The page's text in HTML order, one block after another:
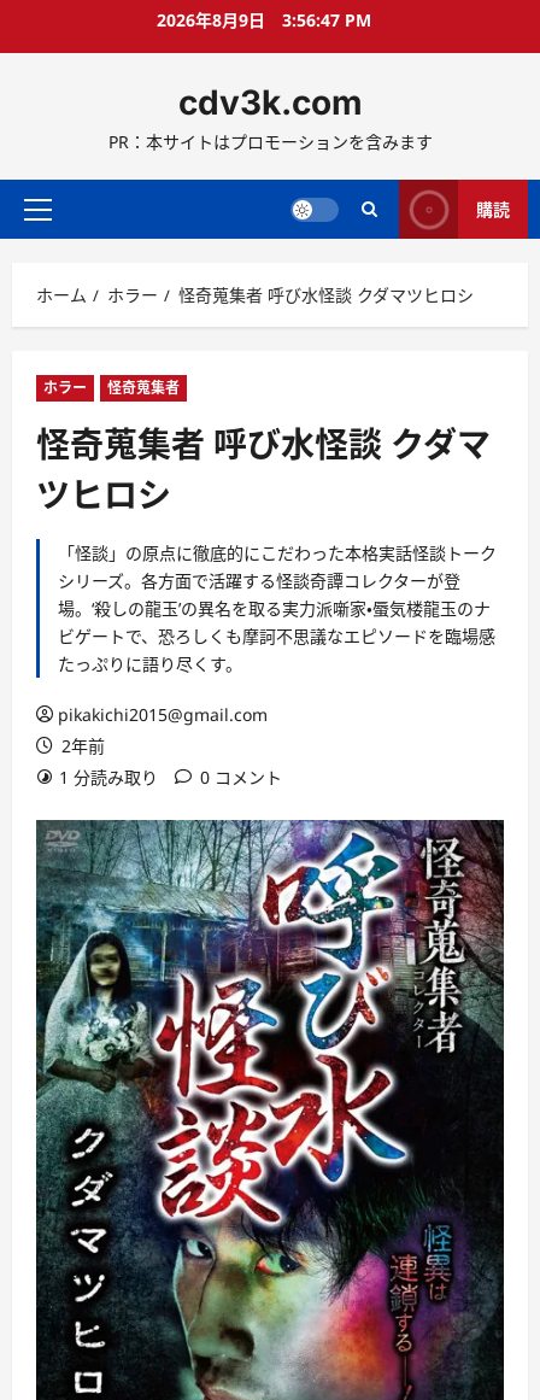
ス
ッ
2026年8月9日 3:56:49 PM
cdv3k.com
PR：本サイトはプロモーションを含みます
メ
メ
ニ
ー
購読
ホーム ホラー 怪奇蒐集者 呼び水怪談 クダマツヒロシ
ホラー 怪奇蒐集者
怪奇蒐集者 呼び水怪談 クダマ
ツヒロシ
「怪談」の原点に徹底的にこだわった本格実話怪談トーク
シリーズ。各方面で活躍する怪談奇譚コレクターが登
場。‘殺しの龍玉’の異名を取る実力派噺家・蜃気楼龍玉のナ
ビゲートで、恐ろしくも摩訶不思議なエピソードを臨場感
たっぷりに語り尽くす。
pikakichi2015@gmail.com
2年前
1 分読み取り
0 コメント